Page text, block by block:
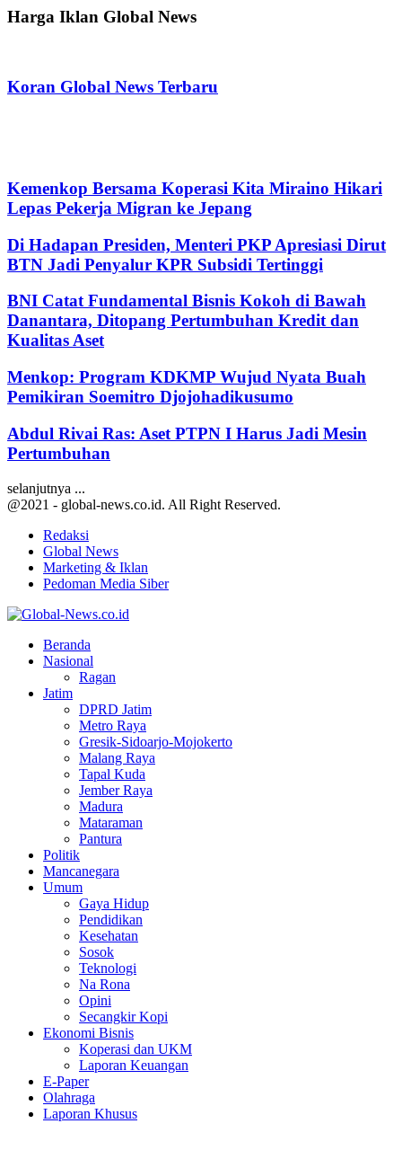
Harga Iklan Global News
Koran Global News Terbaru
Kemenkop Bersama Koperasi Kita Miraino Hikari
Lepas Pekerja Migran ke Jepang
Di Hadapan Presiden, Menteri PKP Apresiasi Dirut
BTN Jadi Penyalur KPR Subsidi Tertinggi
BNI Catat Fundamental Bisnis Kokoh di Bawah
Danantara, Ditopang Pertumbuhan Kredit dan
Kualitas Aset
Menkop: Program KDKMP Wujud Nyata Buah
Pemikiran Soemitro Djojohadikusumo
Abdul Rivai Ras: Aset PTPN I Harus Jadi Mesin
Pertumbuhan
selanjutnya ...
@2021 - global-news.co.id. All Right Reserved.
Redaksi
Global News
Marketing & Iklan
Pedoman Media Siber
Beranda
Nasional
Ragan
Jatim
DPRD Jatim
Metro Raya
Gresik-Sidoarjo-Mojokerto
Malang Raya
Tapal Kuda
Jember Raya
Madura
Mataraman
Pantura
Politik
Mancanegara
Umum
Gaya Hidup
Pendidikan
Kesehatan
Sosok
Teknologi
Na Rona
Opini
Secangkir Kopi
Ekonomi Bisnis
Koperasi dan UKM
Laporan Keuangan
E-Paper
Olahraga
Laporan Khusus